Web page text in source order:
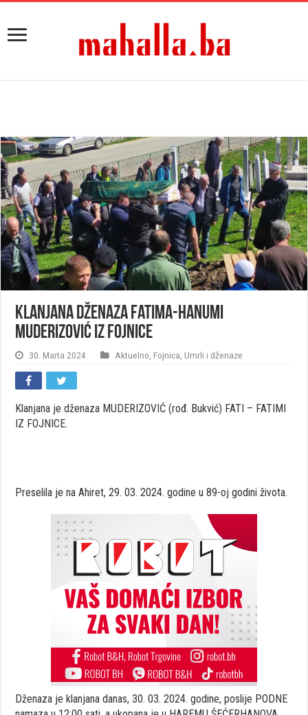
Klanjana dženaza Fatima-hanumi
Muderizović iz Fojnice
30. Marta 2024. Aktuelno Fojnica Umrli i dženaze
Klanjana je dženaza MUDERIZOVIĆ (rođ. Bukvić) FATI – FATIMI
IZ FOJNICE.
Preselila je na Ahiret, 29. 03. 2024. godine u 89-oj godini života.
Dženaza je klanjana danas, 30. 03. 2024. godine, poslije PODNE